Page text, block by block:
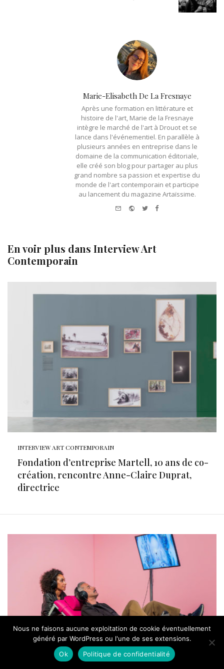
Marie-Elisabeth De La Fresnaye
Après une formation en littérature et
histoire de l'art, Marie de la Fresnaye
intègre le marché de l'art à Drouot et se
lance dans l'événementiel. En parallèle à
plusieurs années en entreprise dans le
domaine de la communication éditoriale,
elle créé son blog pour partager au plus
grand nombre sa passion et expertise du
monde de l'art contemporain et participe
au lancement du magazine Artaïssime.
Website
TwitterFacebook
En voir plus dans Interview Art
Contemporain
INTERVIEW ART CONTEMPORAIN
Fondation d’entreprise Martell, 10 ans de co-
création, rencontre Anne-Claire Duprat,
directrice
Nous ne faisons aucune exploitation de cookie éventuellement
généré par WordPress ou l'une de ses extensions.
Ok
Politique de confidentialité